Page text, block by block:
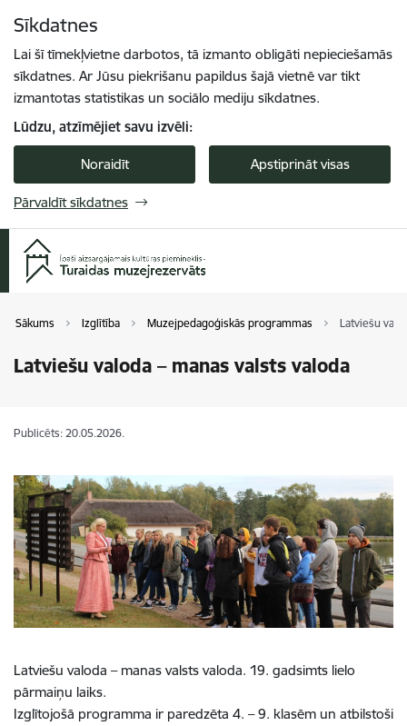
Sīkdatnes
Lai šī tīmekļvietne darbotos, tā izmanto obligāti nepieciešamās
sīkdatnes. Ar Jūsu piekrišanu papildus šajā vietnē var tikt
izmantotas statistikas un sociālo mediju sīkdatnes.
Lūdzu, atzīmējiet savu izvēli:
Noraidīt Apstiprināt visas
Pārvaldīt sīkdatnes
Sākums Izglītība Muzejpedagoģiskās programmas Latviešu
Latviešu valoda – manas valsts valoda
Publicēts: 20.05.2026.
Latviešu valoda – manas valsts valoda. 19. gadsimts lielo
pārmaiņu laiks.
Izglītojošā programma ir paredzēta 4. – 9. klasēm un atbilstoši